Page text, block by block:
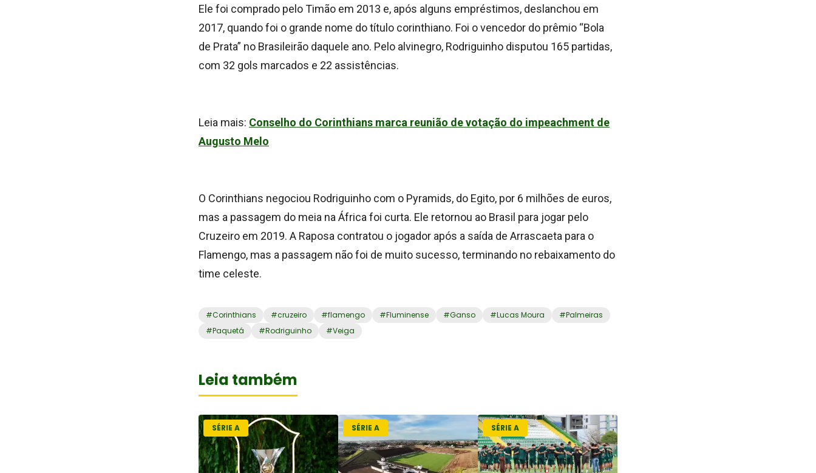
Ele foi comprado pelo Timão em 2013 e, após alguns empréstimos, deslanchou em
2017, quando foi o grande nome do título corinthiano. Foi o vencedor do prêmio “Bola
de Prata” no Brasileirão daquele ano. Pelo alvinegro, Rodriguinho disputou 165 partidas,
com 32 gols marcados e 22 assistências.
Leia mais: Conselho do Corinthians marca reunião de votação do impeachment de
Augusto Melo
O Corinthians negociou Rodriguinho com o Pyramids, do Egito, por 6 milhões de euros,
mas a passagem do meia na África foi curta. Ele retornou ao Brasil para jogar pelo
Cruzeiro em 2019. A Raposa contratou o jogador após a saída de Arrascaeta para o
Flamengo, mas a passagem não foi de muito sucesso, terminando no rebaixamento do
time celeste.
#Corinthians #cruzeiro #flamengo #Fluminense #Ganso #Lucas Moura #Palmeiras
#Paquetá #Rodriguinho #Veiga
Leia também
SÉRIE A SÉRIE A SÉRIE A